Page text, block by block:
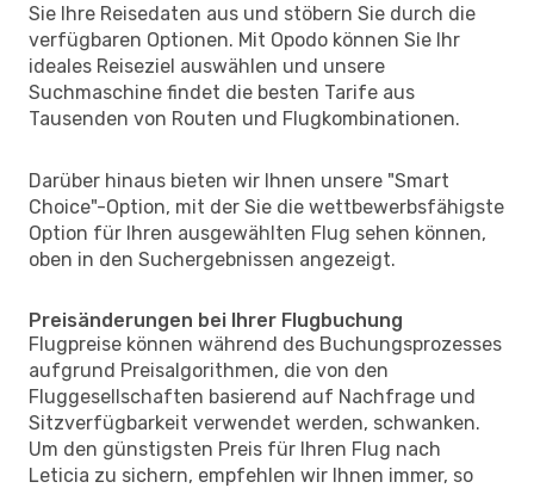
Sie Ihre Reisedaten aus und stöbern Sie durch die
verfügbaren Optionen. Mit Opodo können Sie Ihr
ideales Reiseziel auswählen und unsere
Suchmaschine findet die besten Tarife aus
Tausenden von Routen und Flugkombinationen.
Darüber hinaus bieten wir Ihnen unsere "Smart
Choice"-Option, mit der Sie die wettbewerbsfähigste
Option für Ihren ausgewählten Flug sehen können,
oben in den Suchergebnissen angezeigt.
Preisänderungen bei Ihrer Flugbuchung
Flugpreise können während des Buchungsprozesses
aufgrund Preisalgorithmen, die von den
Fluggesellschaften basierend auf Nachfrage und
Sitzverfügbarkeit verwendet werden, schwanken.
Um den günstigsten Preis für Ihren Flug nach
Leticia zu sichern, empfehlen wir Ihnen immer, so